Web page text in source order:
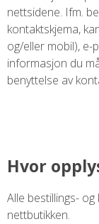
nettsidene. Ifm.
kontaktskjema,
og/eller mobil),
informasjon du
benyttelse av
Hvor
Alle bestillings-
nettbutikken.